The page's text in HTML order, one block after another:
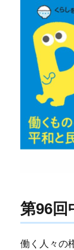
第96回
働く人々の